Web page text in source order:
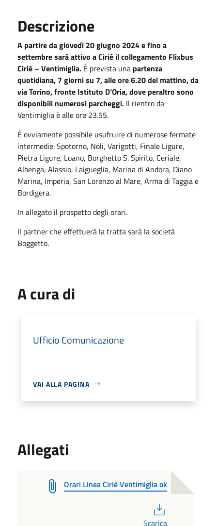
Descrizione
A partire da giovedì 20 giugno 2024 e fino a
settembre sarà attivo a Cirié il collegamento Flixbus
Cirié – Ventimiglia. È prevista una partenza
quotidiana, 7 giorni su 7, alle ore 6.20 del mattino, da
via Torino, fronte Istituto D’Oria, dove peraltro sono
disponibili numerosi parcheggi. Il rientro da
Ventimiglia è alle ore 23.55.
È ovviamente possibile usufruire di numerose fermate
intermedie: Spotorno, Noli, Varigotti, Finale Ligure,
Pietra Ligure, Loano, Borghetto S. Spirito, Ceriale,
Albenga, Alassio, Laigueglia, Marina di Andora, Diano
Marina, Imperia, San Lorenzo al Mare, Arma di Taggia e
Bordigera.
In allegato il prospetto degli orari.
Il partner che effettuerà la tratta sarà la società
Boggetto.
A cura di
Ufficio Comunicazione
VAI ALLA PAGINA
Allegati
Orari Linea Ciriè Ventimiglia ok
Scarica